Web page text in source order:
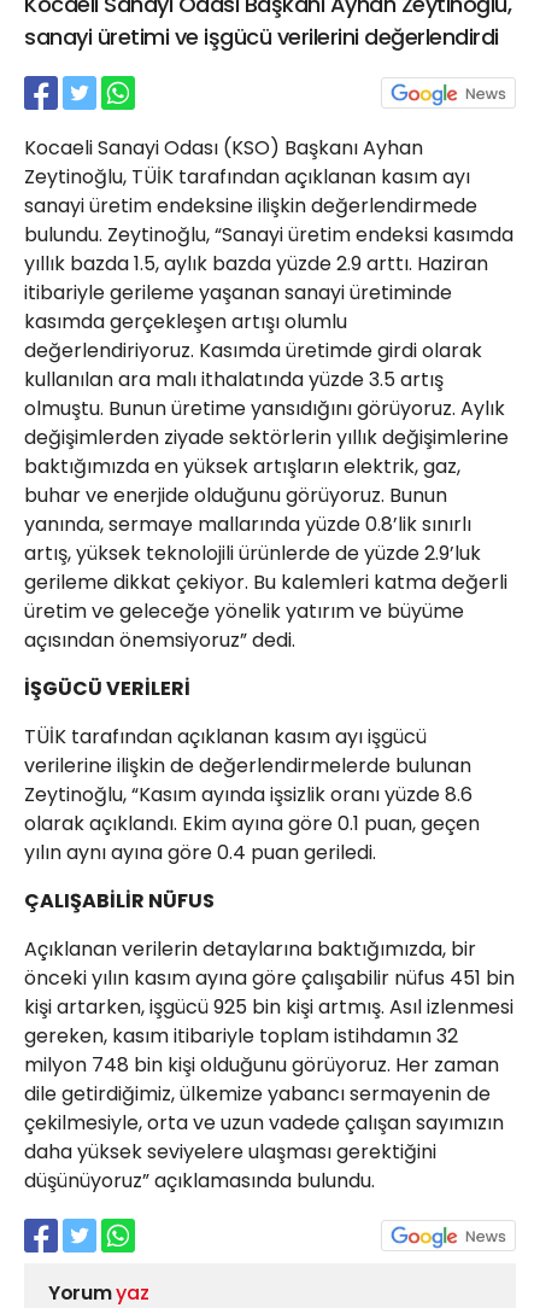
sanayi üretimi ve işgücü verilerini değerlendirdi
Kocaeli Sanayi Odası (KSO) Başkanı Ayhan
Zeytinoğlu, TÜİK tarafından açıklanan kasım ayı
sanayi üretim endeksine ilişkin değerlendirmede
bulundu. Zeytinoğlu, “Sanayi üretim endeksi kasımda
yıllık bazda 1.5, aylık bazda yüzde 2.9 arttı. Haziran
itibariyle gerileme yaşanan sanayi üretiminde
kasımda gerçekleşen artışı olumlu
değerlendiriyoruz. Kasımda üretimde girdi olarak
kullanılan ara malı ithalatında yüzde 3.5 artış
olmuştu. Bunun üretime yansıdığını görüyoruz. Aylık
değişimlerden ziyade sektörlerin yıllık değişimlerine
baktığımızda en yüksek artışların elektrik, gaz,
buhar ve enerjide olduğunu görüyoruz. Bunun
yanında, sermaye mallarında yüzde 0.8’lik sınırlı
artış, yüksek teknolojili ürünlerde de yüzde 2.9’luk
gerileme dikkat çekiyor. Bu kalemleri katma değerli
üretim ve geleceğe yönelik yatırım ve büyüme
açısından önemsiyoruz” dedi.
İŞGÜCÜ VERİLERİ
TÜİK tarafından açıklanan kasım ayı işgücü
verilerine ilişkin de değerlendirmelerde bulunan
Zeytinoğlu, “Kasım ayında işsizlik oranı yüzde 8.6
olarak açıklandı. Ekim ayına göre 0.1 puan, geçen
yılın aynı ayına göre 0.4 puan geriledi.
ÇALIŞABİLİR NÜFUS
Açıklanan verilerin detaylarına baktığımızda, bir
önceki yılın kasım ayına göre çalışabilir nüfus 451 bin
kişi artarken, işgücü 925 bin kişi artmış. Asıl izlenmesi
gereken, kasım itibariyle toplam istihdamın 32
milyon 748 bin kişi olduğunu görüyoruz. Her zaman
dile getirdiğimiz, ülkemize yabancı sermayenin de
çekilmesiyle, orta ve uzun vadede çalışan sayımızın
daha yüksek seviyelere ulaşması gerektiğini
düşünüyoruz” açıklamasında bulundu.
Yorumyaz
21 Gölcük
haber@golcukpostasi.com